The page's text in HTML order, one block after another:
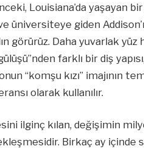
Louisiana’da yaşayan
üniversiteye giden
görürüz. Daha yuvarlak yüz
farklı bir diş
“komşu kızı” imajının
olarak kullanılır.
ilginç kılan, değişimin
Birkaç ay içinde